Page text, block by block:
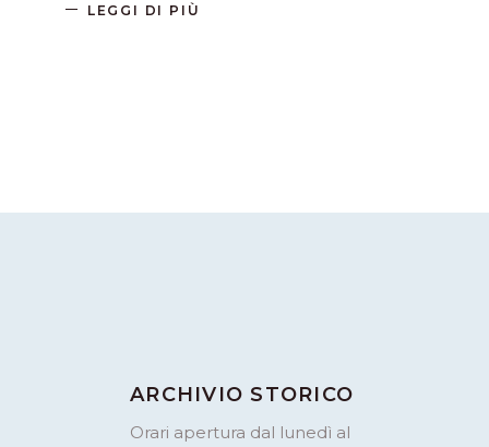
LEGGI DI PIÙ
ARCHIVIO STORICO
Orari apertura dal lunedì al